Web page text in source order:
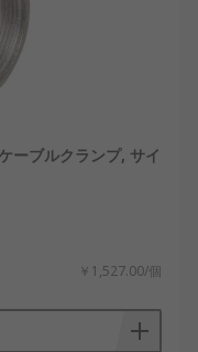
ブルクランプ, サイ
￥1,527.00/個